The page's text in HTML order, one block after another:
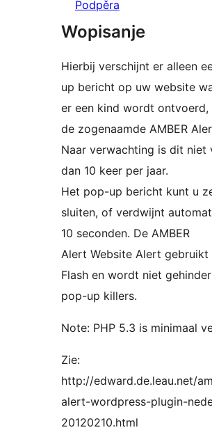
Podpěra
Wopisanje
Hierbij verschijnt er alleen
up bericht op uw website
er een kind wordt ontvoerd,
de zogenaamde AMBER
Naar verwachting is dit niet
dan 10 keer per jaar.
Het pop-up bericht kunt u
sluiten, of verdwijnt
10 seconden. De AMBER
Alert Website Alert gebruikt
Flash en wordt niet
pop-up killers.
Note: PHP 5.3 is minimaal
Zie:
http://edward.de.leau.net/
alert-wordpress-plugin-
20120210.html